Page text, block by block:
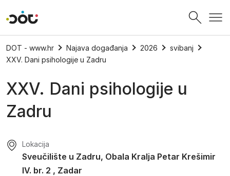
Povratak na naslovnicu
DOT - www.hr Najava događanja 2026
svibanj
XXV. Dani psihologije u Zadru
XXV. Dani psihologije u
Zadru
Lokacija
Sveučilište u Zadru, Obala Kralja Petar Krešimir
IV. br. 2 , Zadar